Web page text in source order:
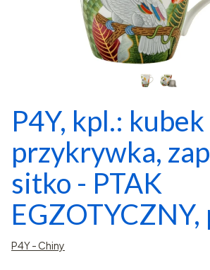
P4Y, kpl.:
przykrywka,
sitko - PTAK
EGZOTYCZNY,
P4Y - Chiny